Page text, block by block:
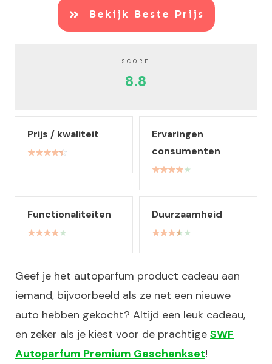
Bekijk Beste Prijs
SCORE
8.8
Prijs / kwaliteit
Ervaringen
consumenten
Functionaliteiten Duurzaamheid
Geef je het autoparfum product cadeau aan
iemand, bijvoorbeeld als ze net een nieuwe
auto hebben gekocht? Altijd een leuk cadeau,
en zeker als je kiest voor de prachtige SWF
Autoparfum Premium Geschenkset!